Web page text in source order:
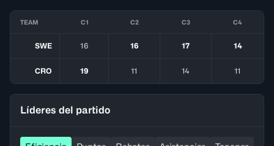
TEAM C1 C2 C3 C4
SWE 16 16 17 14
CRO 19 11 14 11
Líderes del partido